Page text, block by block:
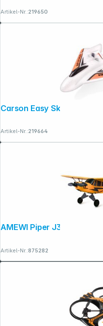
Artikel-Nr.:219650
Artikel-Nr.:219664
Artikel-Nr.:875282